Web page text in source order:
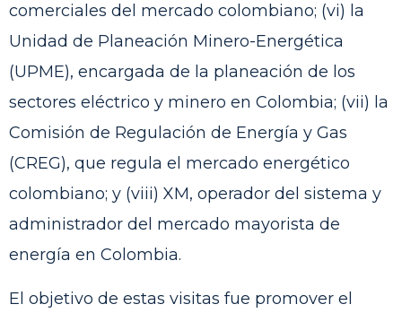
comerciales del mercado colombiano; (vi) la
Unidad de Planeación Minero-Energética
(UPME), encargada de la planeación de los
sectores eléctrico y minero en Colombia; (vii) la
Comisión de Regulación de Energía y Gas
(CREG), que regula el mercado energético
colombiano; y (viii) XM, operador del sistema y
administrador del mercado mayorista de
energía en Colombia.
El objetivo de estas visitas fue promover el